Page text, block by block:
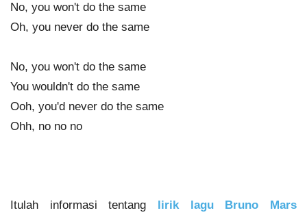
No, you won't do the same
Oh, you never do the same
No, you won't do the same
You wouldn't do the same
Ooh, you'd never do the same
Ohh, no no no
Itulah informasi tentang lirik lagu Bruno Mars